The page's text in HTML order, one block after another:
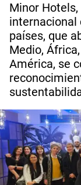
Minor
internacional
países, que
Medio,
América, se